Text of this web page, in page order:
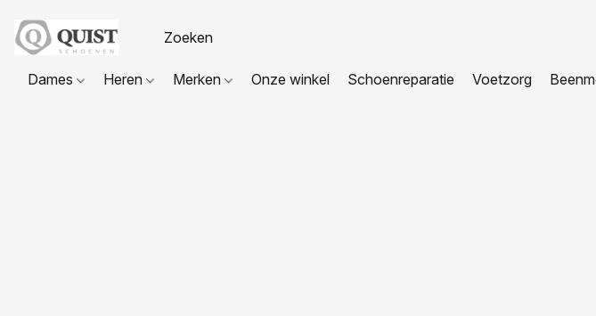
Dames Heren Merken Onze winkel Schoenreparatie Voetzorg